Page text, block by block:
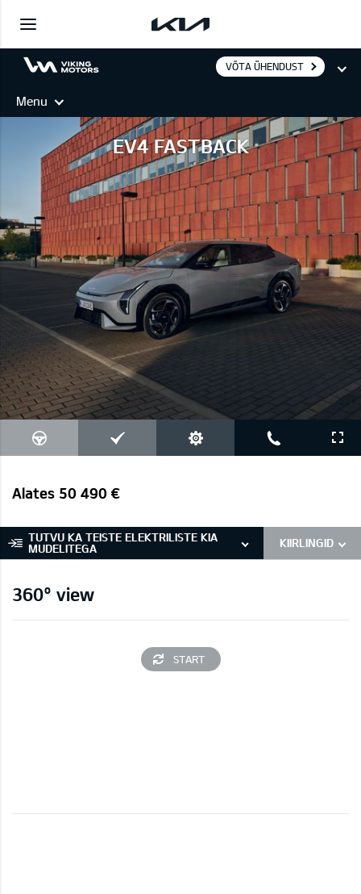
VÕTA ÜHENDUST
Menu
EV4 FASTBACK
EV4 FASTBACK
Alates 50 490 €
TUTVU KA TEISTE ELEKTRILISTE KIA
MUDELITEGA
KIIRLINGID
360° view
START